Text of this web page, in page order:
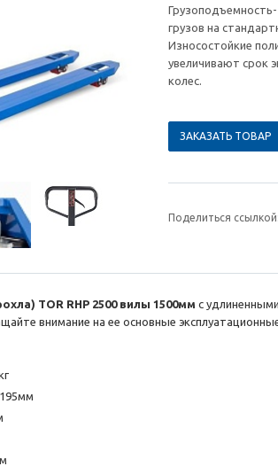
грузов на
Износостойкие
увеличивают срок
колес.
ЗАКАЗАТЬ ТОВАР
Поделиться ссылкой:
TOR RHP 2500 вилы 1500мм с
внимание на ее основные